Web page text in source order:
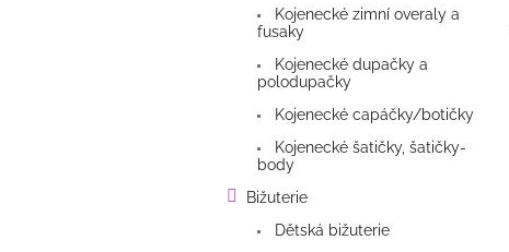
Kojenecké zimní overaly a
fusaky
Kojenecké dupačky a
polodupačky
Kojenecké capáčky/botičky
Kojenecké šatičky, šatičky-
body
Bižuterie
Dětská bižuterie